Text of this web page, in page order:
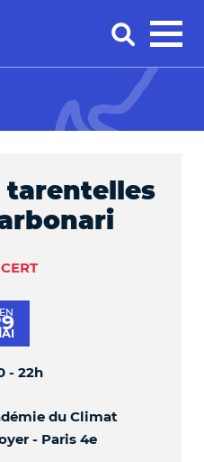
tarentelles
- 22h
du Climat
- Paris 4e